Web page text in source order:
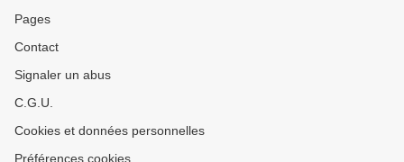
Pages
Contact
Signaler un abus
C.G.U.
Cookies et données personnelles
Préférences cookies